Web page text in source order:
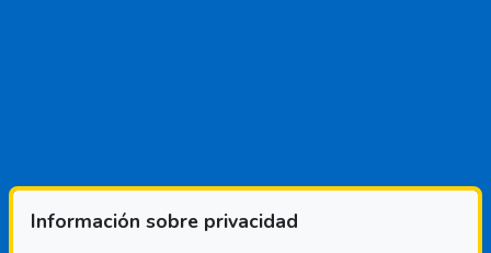
Información sobre privacidad
DICCIONARIO